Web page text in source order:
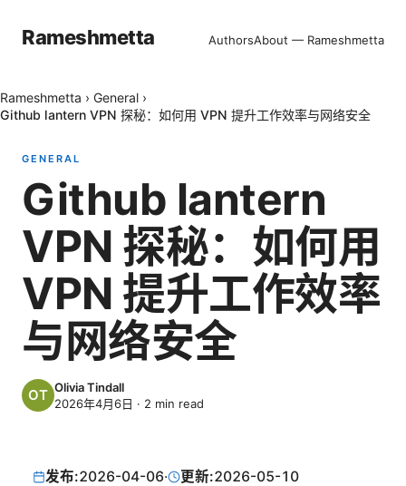
Rameshmetta AuthorsAbout — Rameshmetta
Rameshmetta › General ›
Github lantern VPN 探秘：如何用 VPN 提升工作效率与网络安全
GENERAL
Github lantern
VPN 探秘：如何用
VPN 提升工作效率
与网络安全
Olivia Tindall
2026年4月6日 · 2 min read
发布:2026-04-06· 更新:2026-05-10